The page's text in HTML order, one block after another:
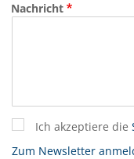
Nachricht
Ich akzeptiere die
Zum Newsletter